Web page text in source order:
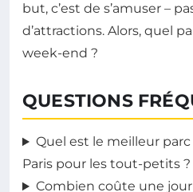
but, c’est de s’amuser –
d’attractions. Alors, quel
week-end ?
QUESTIONS
Quel est le meilleur
Paris pour les tout-petits ?
Combien coûte une